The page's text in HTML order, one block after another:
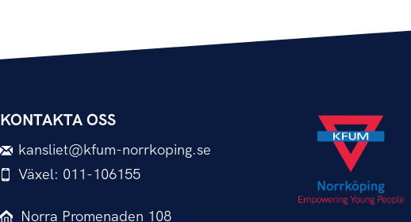
KONTAKTA OSS
kansliet@kfum-norrkoping.se
Växel: 011-106155
Norra Promenaden 108